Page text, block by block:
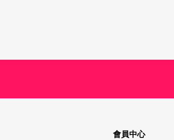
會員中心